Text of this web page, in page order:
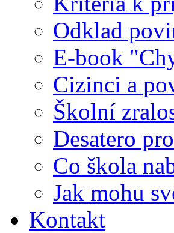
Odklad
E-book
Cizinci a
Školní
Desatero
Co škola
Jak mohu
Kontakt